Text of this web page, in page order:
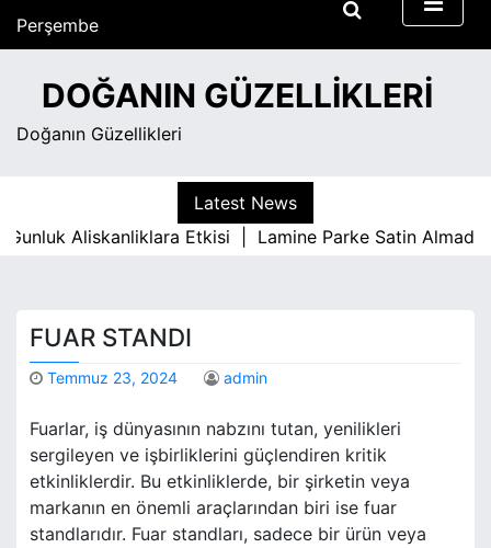
Perşembe
Ağustos 6, 2026
8:15 pm
DOĞANIN GÜZELLIKLERI
Doğanın Güzellikleri
Latest News
Aliskanliklara Etkisi |Lamine Parke Satin Almadan
FUAR STANDI
Temmuz 23, 2024 admin
Fuarlar, iş dünyasının nabzını tutan, yenilikleri
sergileyen ve işbirliklerini güçlendiren kritik
etkinliklerdir. Bu etkinliklerde, bir şirketin veya
markanın en önemli araçlarından biri ise fuar
standlarıdır. Fuar standları, sadece bir ürün veya